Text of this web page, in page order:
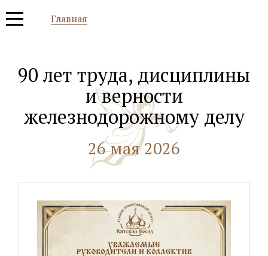
Главная
90 лет труда, дисциплины
и верности
железнодорожному делу
26 мая 2026